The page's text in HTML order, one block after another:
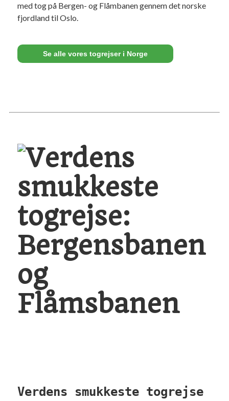
med tog på Bergen- og Flåmbanen gennem det norske
fjordland til Oslo.
Se alle vores togrejser i Norge
Verdens smukkeste togrejse